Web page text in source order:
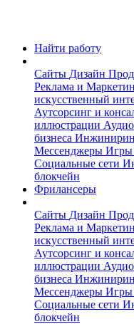
Найти работу
Сайты Дизайн
Реклама и
искусственный
Аутсорсинг и
иллюстрации
бизнеса
Мессенджеры Игры
Социальные сети
блокчейн
Фрилансеры
Сайты Дизайн
Реклама и
искусственный
Аутсорсинг и
иллюстрации
бизнеса
Мессенджеры Игры
Социальные сети
блокчейн